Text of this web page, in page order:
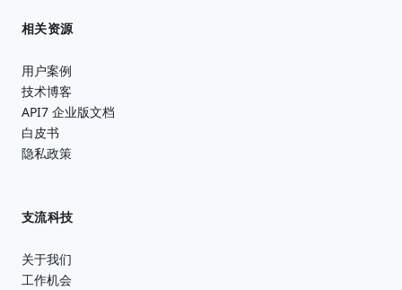
相关资源
用户案例
技术博客
API7 企业版文档
白皮书
隐私政策
支流科技
关于我们
工作机会